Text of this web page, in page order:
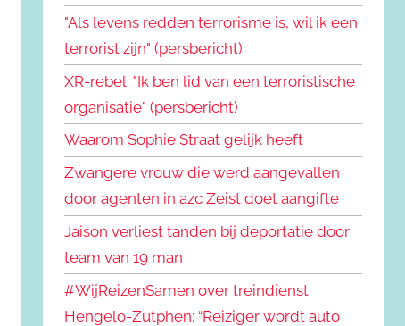
"Als levens redden terrorisme is, wil ik een
terrorist zijn" (persbericht)
XR-rebel: "Ik ben lid van een terroristische
organisatie" (persbericht)
Waarom Sophie Straat gelijk heeft
Zwangere vrouw die werd aangevallen
door agenten in azc Zeist doet aangifte
Jaison verliest tanden bij deportatie door
team van 19 man
#WijReizenSamen over treindienst
Hengelo-Zutphen: “Reiziger wordt auto